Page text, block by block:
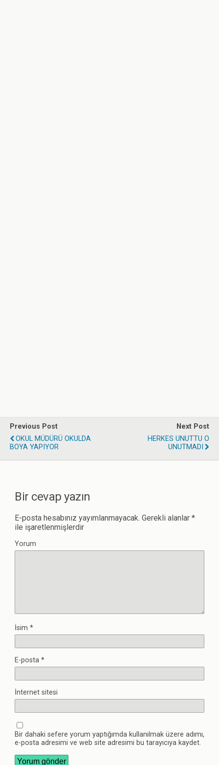
Previous Post
OKUL MÜDÜRÜ OKULDA
BOYA YAPIYOR
Next Post
HERKES UNUTTU O
UNUTMADI
Bir cevap yazın
E-posta hesabınız yayımlanmayacak. Gerekli alanlar *
ile işaretlenmişlerdir
Yorum
İsim *
E-posta *
İnternet sitesi
Bir dahaki sefere yorum yaptığımda kullanılmak üzere adımı,
e-posta adresimi ve web site adresimi bu tarayıcıya kaydet.